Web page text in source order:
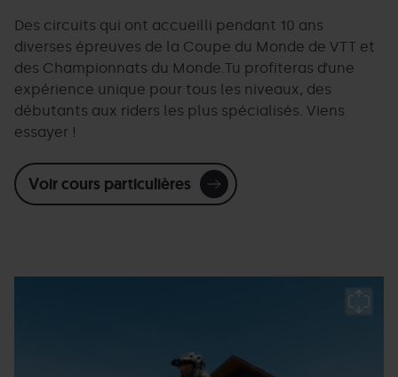
Des circuits qui ont accueilli pendant 10 ans
diverses épreuves de la Coupe du Monde de VTT et
des Championnats du Monde.Tu profiteras d’une
expérience unique pour tous les niveaux, des
débutants aux riders les plus spécialisés. Viens
essayer !
Voir cours particulières